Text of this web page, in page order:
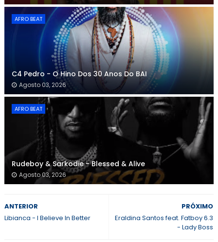
AFRO BEAT
C4 Pedro - O Hino Dos 30 Anos Do BAI
Agosto 03, 2026
AFRO BEAT
Rudeboy & Sarkodie - Blessed & Alive
Agosto 03, 2026
PRÓXIMO
Eraldina Santos feat. Fatboy 6.3
- Lady Boss
ANTERIOR
Libianca - I Believe In Better